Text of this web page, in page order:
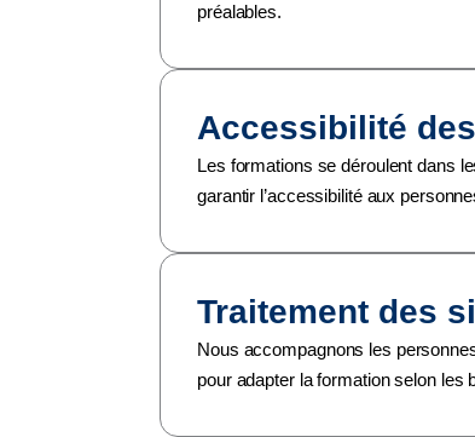
préalables.
Accessibilité
Les formations se déroulent dans
garantir l’accessibilité aux
Traitement des
Nous accompagnons les
pour adapter la formation selon les